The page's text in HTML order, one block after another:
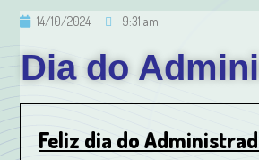
14/10/2024 9:31 am
Dia do
Feliz dia do